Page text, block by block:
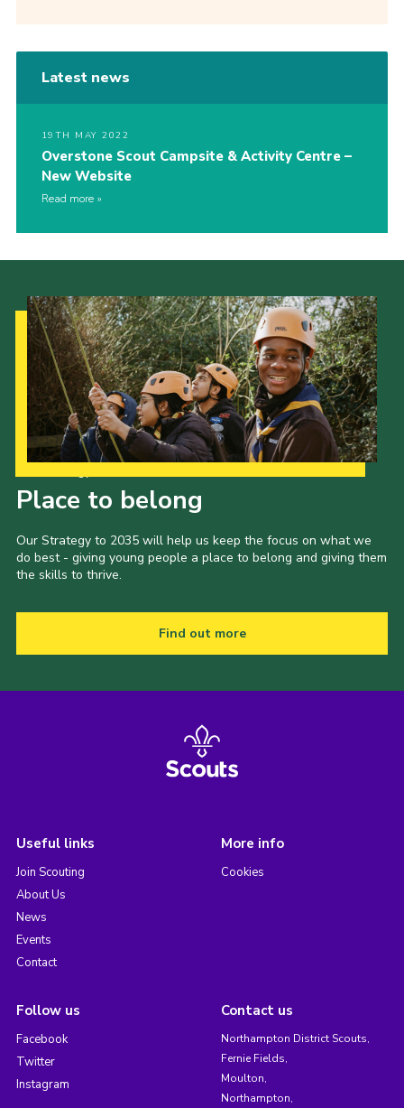
Latest news
19TH MAY 2022
Overstone Scout Campsite & Activity Centre –
New Website
Read more
Place to belong
Our Strategy to 2035 will help us keep the focus on what we
do best - giving young people a place to belong and giving them
the skills to thrive.
Find out more
Useful links
Join Scouting
About Us
News
Events
Contact
More info
Cookies
Follow us
Facebook
Twitter
Instagram
Contact us
Northampton District Scouts,
Fernie Fields,
Moulton,
Northampton,